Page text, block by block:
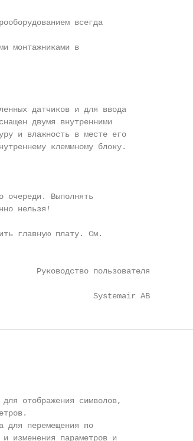
всегда
монтажниками в
датчиков и для ввода
двумя внутренними
и влажность в месте его
клеммному блоку.
очереди. Выполнять
нельзя!
главную плату. См.
Руководство пользователя
Systemair AB
символов,
перемещения по
изменения параметров и